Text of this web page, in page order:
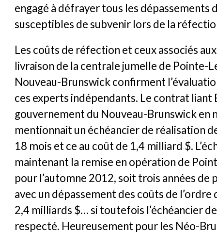
engagé à défrayer tous les dépassements
susceptibles de subvenir lors de la
Les coûts de réfection et ceux associés
livraison de la centrale jumelle de Pointe-
Nouveau-Brunswick confirment
ces experts indépendants. Le contrat liant
gouvernement du Nouveau-Brunswick en
mentionnait un échéancier de réalisation
18 mois et ce au coût de 1,4 milliard $.
maintenant la remise en opération de
pour l’automne 2012, soit trois années de
avec un dépassement des coûts de l’ordre
2,4 milliards $… si toutefois l’échéancier
respecté. Heureusement pour les Néo-